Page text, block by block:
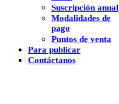
Suscripción anual
Modalidades de
pago
Puntos de venta
Para publicar
Contáctanos